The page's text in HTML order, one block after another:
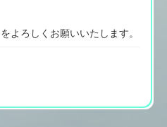
よろしくお願いいたします。